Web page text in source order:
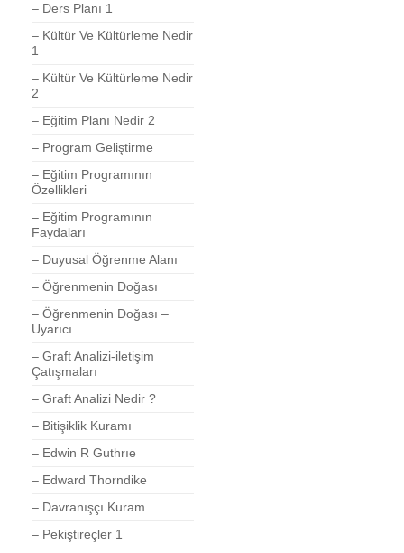
– Ders Planı 1
– Kültür Ve Kültürleme Nedir
1
– Kültür Ve Kültürleme Nedir
2
– Eğitim Planı Nedir 2
– Program Geliştirme
– Eğitim Programının
Özellikleri
– Eğitim Programının
Faydaları
– Duyusal Öğrenme Alanı
– Öğrenmenin Doğası
– Öğrenmenin Doğası –
Uyarıcı
– Graft Analizi-iletişim
Çatışmaları
– Graft Analizi Nedir ?
– Bitişiklik Kuramı
– Edwin R Guthrıe
– Edward Thorndike
– Davranışçı Kuram
– Pekiştireçler 1